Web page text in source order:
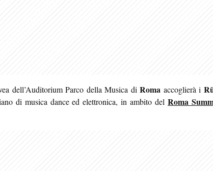
dell’Auditorium Parco della Musica diRoma accoglierà i
di musica dance ed elettronica, in ambito delRoma